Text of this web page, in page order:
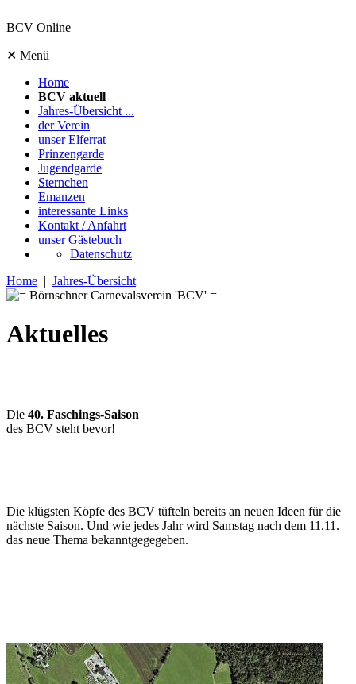
BCV Online
✕ Menü
Home
BCV aktuell
Jahres-Übersicht ...
der Verein
unser Elferrat
Prinzengarde
Jugendgarde
Sternchen
Emanzen
interessante Links
Kontakt / Anfahrt
unser Gästebuch
Datenschutz
Home | Jahres-Übersicht
Aktuelles
Die 40. Faschings-Saison
des BCV steht bevor!
Die klügsten Köpfe des BCV tüfteln bereits an neuen Ideen für die
nächste Saison. Und wie jedes Jahr wird Samstag nach dem 11.11.
das neue Thema bekanntgegegeben.